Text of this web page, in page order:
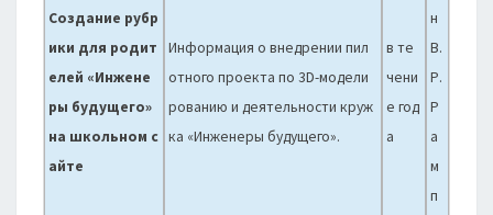
Создание рубр
ики для родит
елей «Инжене
ры будущего»
на школьном с
айте
Информация о внедрении пил
отного проекта по 3D-модели
рованию и деятельности круж
ка «Инженеры будущего».
в те
чени
е год
а
н
В.
Р.
Р
а
м
п